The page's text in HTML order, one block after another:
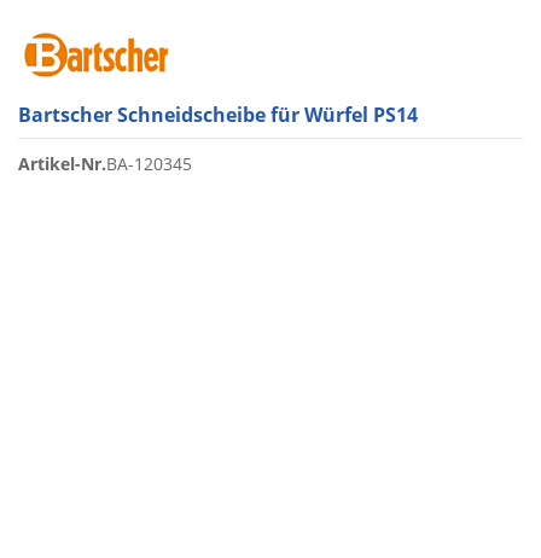
Bartscher Schneidscheibe für Würfel PS14
Artikel-Nr.BA-120345